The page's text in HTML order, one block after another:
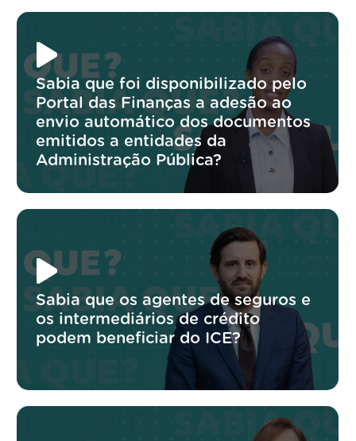
Sabia que foi disponibilizado pelo
Portal das Finanças a adesão ao
envio automático dos documentos
emitidos a entidades da
Administração Pública?
Sabia que os agentes de seguros e
os intermediários de crédito
podem beneficiar do ICE?